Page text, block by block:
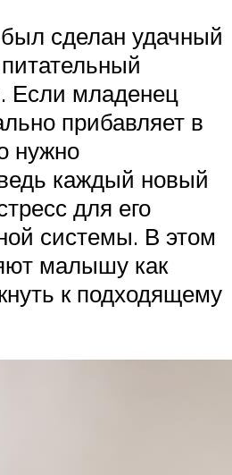
был сделан удачный
Если младенец
прибавляет в
нужно
каждый новый
для его
системы. В этом
малышу как
к подходящему